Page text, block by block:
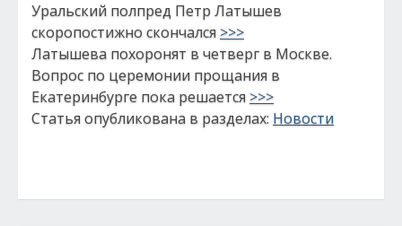
Уральский полпред Петр Латышев
скоропостижно скончался >>>
Латышева похоронят в четверг в Москве.
Вопрос по церемонии прощания в
Екатеринбурге пока решается >>>
Статья опубликована в разделах: Новости